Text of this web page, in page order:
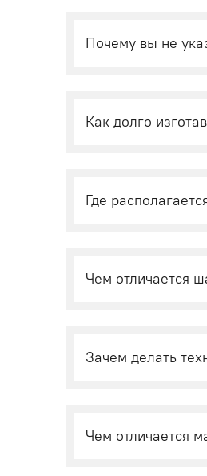
Почему вы не
Как долго
Где
Чем отличается
Зачем делать
Чем отличается